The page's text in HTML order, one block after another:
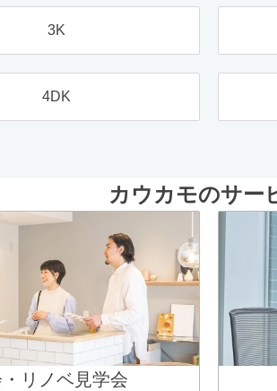
3K
4DK
カウカモのサー
リノベ見学会